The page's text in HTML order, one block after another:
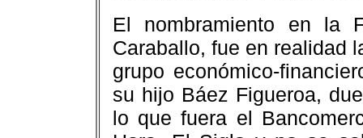
El nombramiento en la
Caraballo, fue en realidad
grupo económico-
su hijo Báez Figueroa,
lo que fuera el